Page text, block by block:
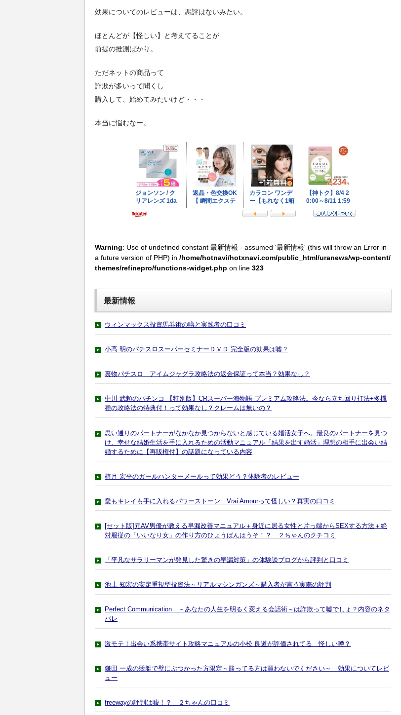
効果についてのレビューは、悪評はないみたい。
ほとんどが【怪しい】と考えてることが
前提の推測ばかり。
ただネットの商品って
詐欺が多いって聞くし
購入して、始めてみたいけど・・・
本当に悩むなー。
Warning: Use of undefined constant 最新情報 - assumed '最新情報' (this will throw an Error in
a future version of PHP) in /home/hotnavi/hotxnavi.com/public_html/uranews/wp-content/
themes/refinepro/functions-widget.php on line 323
最新情報
ウィンマックス投資馬券術の噂と実践者の口コミ
小高 明のパチスロスーパーセミナーＤＶＤ 完全版の効果は嘘？
裏物パチスロ アイムジャグラ攻略法の返金保証って本当？効果なし？
中川 武頼のパチンコ-【特別版】CRスーパー海物語 プレミアム攻略法。今なら立ち回り打法+多機
種の攻略法の特典付！って効果なし？クレームは無いの？
思い通りのパートナーがなかなか見つからないと感じている婚活女子へ。最良のパートナーを見つ
け、幸せな結婚生活を手に入れるための活動マニュアル「結果を出す婚活」理想の相手に出会い結
婚するために【再販権付】の話題になっている内容
植月 宏平のガールハンターメールって効果どう？体験者のレビュー
愛もキレイも手に入れるパワーストーン Vrai Amourって怪しい？真実の口コミ
[セット版]元AV男優が教える早漏改善マニュアル＋身近に居る女性と片っ端からSEXする方法＋絶
対服従の「いいなり女」の作り方のひょうばんはうそ！？ ２ちゃんのクチコミ
「平凡なサラリーマンが発見した驚きの早漏対策」の体験談ブログから評判と口コミ
池上 知宏の安定重視型投資法～リアルマシンガンズ～購入者が言う実際の評判
Perfect Communication ～あなたの人生を明るく変える会話術～は詐欺って嘘でしょ？内容のネタ
バレ
激モテ！出会い系携帯サイト攻略マニュアルの小松 良道が評価されてる 怪しい噂？
鎌田 一成の競艇で壁にぶつかった方限定～勝ってる方は買わないでください～ 効果についてレビ
ュー
freewayの評判は嘘！？ ２ちゃんの口コミ